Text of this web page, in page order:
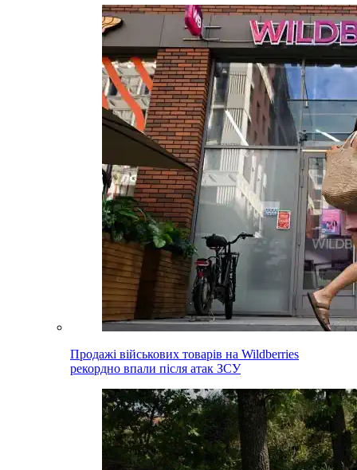
Продажі військових товарів на Wildberries
рекордно впали після атак ЗСУ